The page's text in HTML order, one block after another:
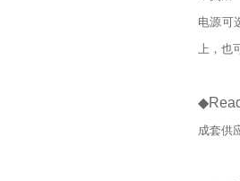
电源可
上，也
成套供